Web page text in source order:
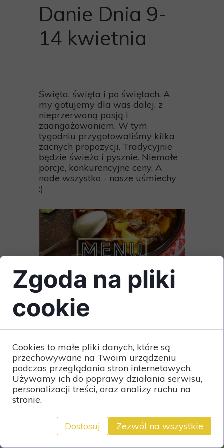
Danie Dnia 9-
14 kwietnia
Święta, święta i po świętach. A
my gotujemy dla was dalej, z
nieprzerwaną pasją i
zaangażowaniem. W tym
tygodniu przygotowaliśmy kilka
zacnych propozycji. Tradycyjnie
będzie świeżo i pysznie. Niemałe
porcje, konkurencyjne ceny. A
nade wszystko - nasze uśmiechy
:)
Zgoda na pliki
cookie
Cookies to małe pliki danych, które są
przechowywane na Twoim urządzeniu
podczas przeglądania stron internetowych.
Używamy ich do poprawy działania serwisu,
personalizacji treści, oraz analizy ruchu na
stronie.
Dostosuj Zezwól na wszystkie